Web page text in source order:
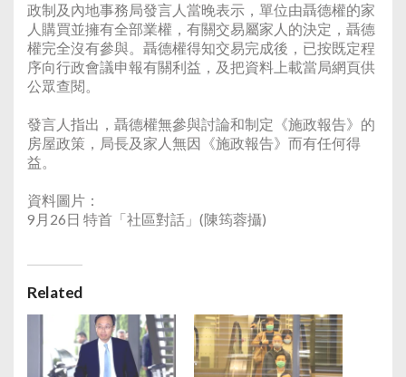
政制及內地事務局發言人當晚表示，單位由聶德權的家
人購買並擁有全部業權，有關交易屬家人的決定，聶德
權完全沒有參與。聶德權得知交易完成後，已按既定程
序向行政會議申報有關利益，及把資料上載當局網頁供
公眾查閱。
發言人指出，聶德權無參與討論和制定《施政報告》的
房屋政策，局長及家人無因《施政報告》而有任何得
益。
資料圖片：
9月26日 特首「社區對話」(陳筠蓉攝)
Related